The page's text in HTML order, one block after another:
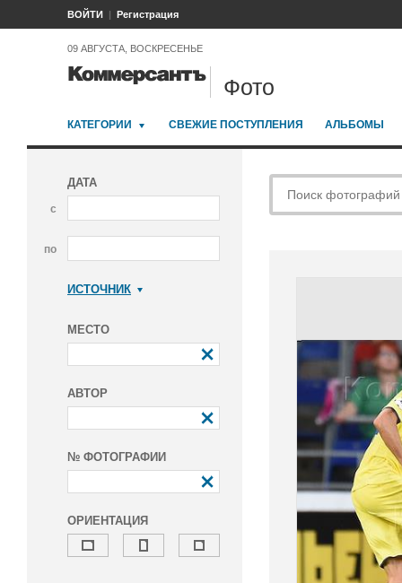
ВОЙТИ Регистрация
09 АВГУСТА, ВОСКРЕСЕНЬЕ
Фото
КАТЕГОРИИ СВЕЖИЕ ПОСТУПЛЕНИЯ АЛЬБОМЫ
ДАТА
с
по
ИСТОЧНИК
МЕСТО
АВТОР
№ ФОТОГРАФИИ
ОРИЕНТАЦИЯ